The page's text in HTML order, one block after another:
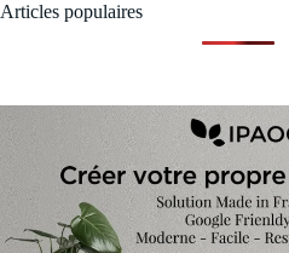
Articles populaires